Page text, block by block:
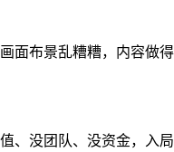
面布景乱糟糟，内容做
、没团队、没资金，入